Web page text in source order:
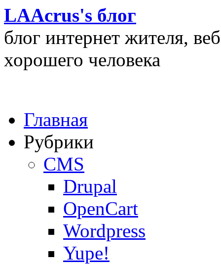
LAAcrus's блог
блог интернет жителя,
хорошего человека
Главная
Рубрики
CMS
Drupal
OpenCart
Wordpress
Yupe!